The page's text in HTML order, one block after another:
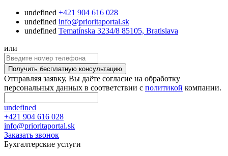
undefined +421 904 616 028
undefined info@prioritaportal.sk
undefined Tematínska 3234/8 85105, Bratislava
или
Получить бесплатную консультацию
Отправляя заявку, Вы даёте согласие на обработку
персональных данных в соответствии с политикой компании.
undefined
+421 904 616 028
info@prioritaportal.sk
Заказать звонок
Бухгалтерские услуги